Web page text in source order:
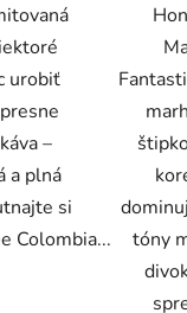
urobiť
–
a plná
si
Colombia...
tóny